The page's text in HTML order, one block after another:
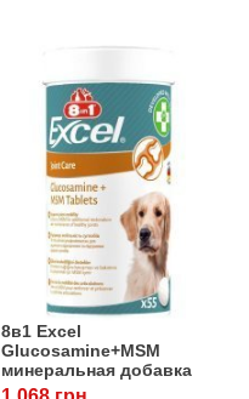
8в1 Excel
Glucosamine+MSM
минеральная добавка
для собак, 55 табл.